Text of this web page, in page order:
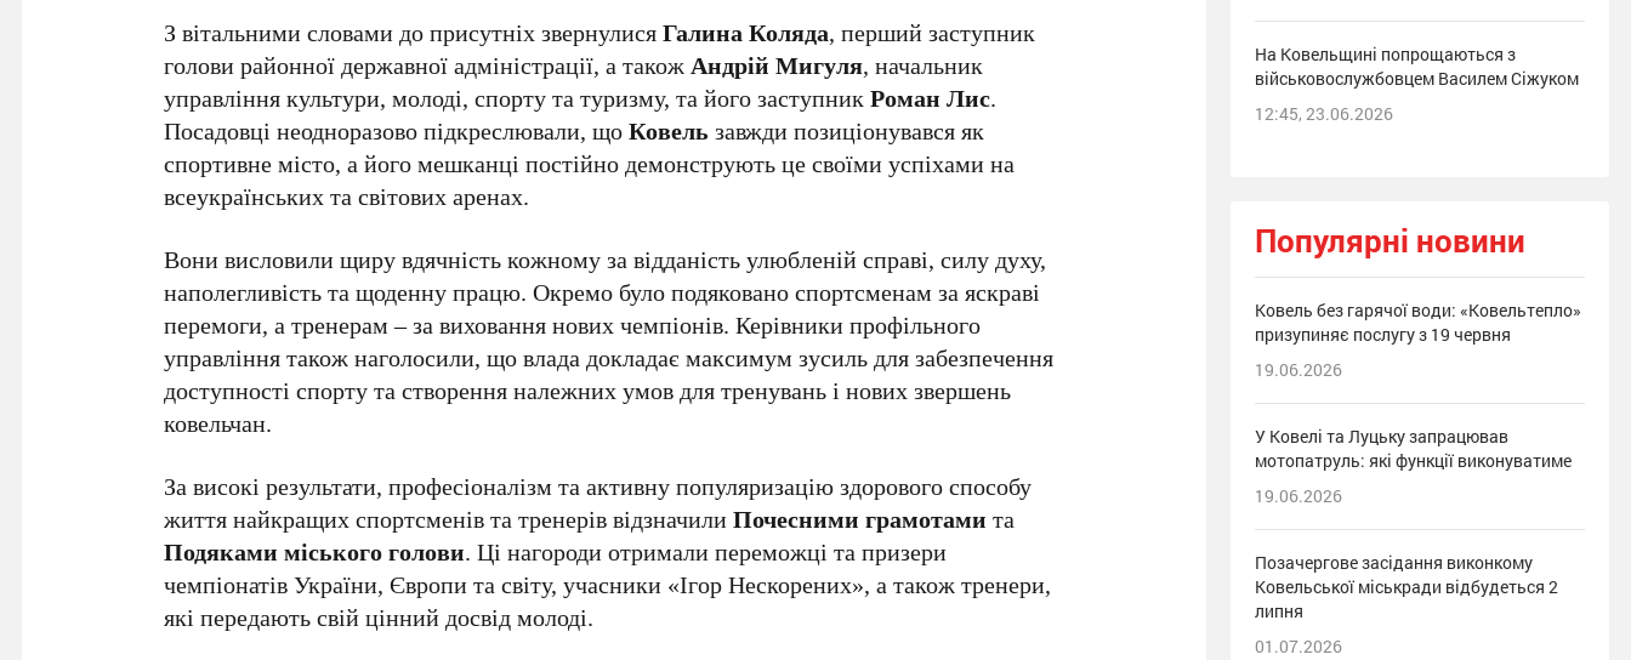
З вітальними словами до присутніх звернулисяГалина Коляда, перший заступник
голови районної державної адміністрації, а такожАндрій Мигуля, начальник
управління культури, молоді, спорту та туризму, та його заступникРоман Лис.
Посадовці неодноразово підкреслювали, щоКовель завжди позиціонувався як
спортивне місто, а його мешканці постійно демонструють це своїми успіхами на
всеукраїнських та світових аренах.
Вони висловили щиру вдячність кожному за відданість улюбленій справі, силу духу,
наполегливість та щоденну працю. Окремо було подяковано спортсменам за яскраві
перемоги, а тренерам – за виховання нових чемпіонів. Керівники профільного
управління також наголосили, що влада докладає максимум зусиль для забезпечення
доступності спорту та створення належних умов для тренувань і нових звершень
ковельчан.
За високі результати, професіоналізм та активну популяризацію здорового способу
життя найкращих спортсменів та тренерів відзначилиПочесними грамотами та
Подяками міського голови. Ці нагороди отримали переможці та призери
чемпіонатів України, Європи та світу, учасники «Ігор Нескорених», а також тренери,
які передають свій цінний досвід молоді.
На Ковельщині попрощаються з
військовослужбовцем Василем Сіжуком
12:45, 23.06.2026
Популярні новини
Ковель без гарячої води: «Ковельтепло»
призупиняє послугу з 19 червня
19.06.2026
У Ковелі та Луцьку запрацював
мотопатруль: які функції виконуватиме
19.06.2026
Позачергове засідання виконкому
Ковельської міськради відбудеться 2
липня
01.07.2026